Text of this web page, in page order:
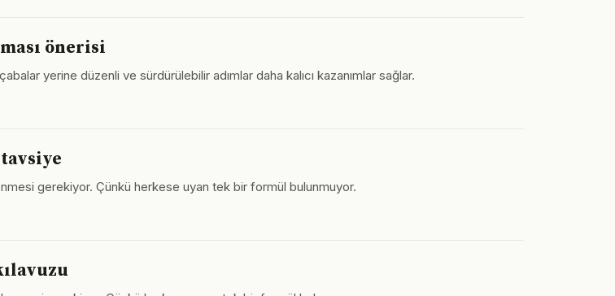
önerisi
yerine düzenli ve sürdürülebilir adımlar daha kalıcı kazanımlar sağlar.
gerekiyor. Çünkü herkese uyan tek bir formül bulunmuyor.